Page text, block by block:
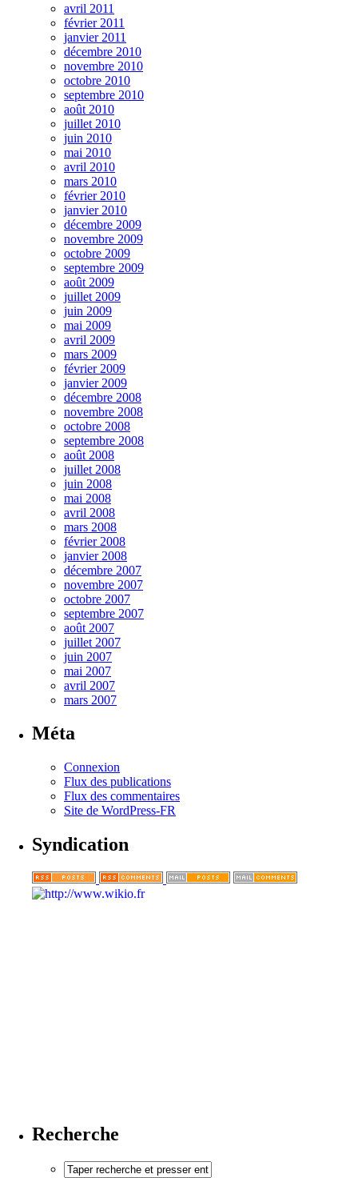
avril 2011
février 2011
janvier 2011
décembre 2010
novembre 2010
octobre 2010
septembre 2010
août 2010
juillet 2010
juin 2010
mai 2010
avril 2010
mars 2010
février 2010
janvier 2010
décembre 2009
novembre 2009
octobre 2009
septembre 2009
août 2009
juillet 2009
juin 2009
mai 2009
avril 2009
mars 2009
février 2009
janvier 2009
décembre 2008
novembre 2008
octobre 2008
septembre 2008
août 2008
juillet 2008
juin 2008
mai 2008
avril 2008
mars 2008
février 2008
janvier 2008
décembre 2007
novembre 2007
octobre 2007
septembre 2007
août 2007
juillet 2007
juin 2007
mai 2007
avril 2007
mars 2007
Méta
Connexion
Flux des publications
Flux des commentaires
Site de WordPress-FR
Syndication
Recherche